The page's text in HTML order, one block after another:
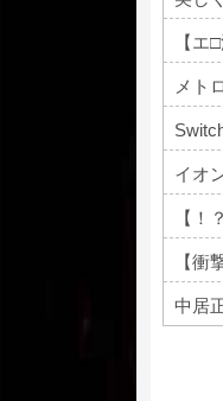
【エ
メト
イオ
【
【
中居